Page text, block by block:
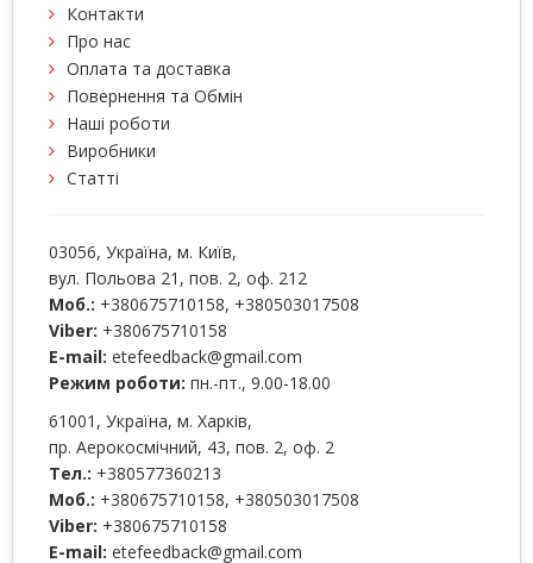
Контакти
Про нас
Оплата та доставка
Повернення та Обмін
Наші роботи
Виробники
Статті
03056, Україна, м. Київ,
вул. Польова 21, пов. 2, оф. 212
Моб.: +380675710158, +380503017508
Viber: +380675710158
E-mail: etefeedback@gmail.com
Режим роботи: пн.-пт., 9.00-18.00
61001 , Україна, м. Харків,
пр. Аерокосмічний, 43, пов. 2, оф. 2
Тел.: +380577360213
Моб.: +380675710158, +380503017508
Viber: +380675710158
E-mail: etefeedback@gmail.com